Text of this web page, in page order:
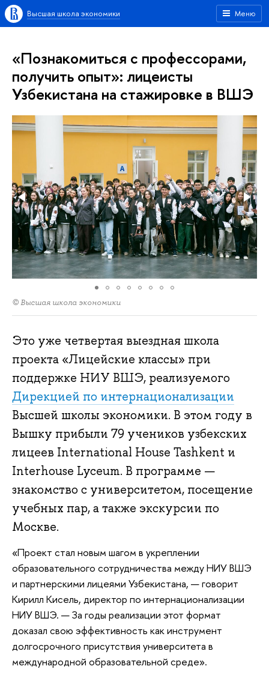
Меню
Высшая школа экономики
«Познакомиться с профессорами,
получить опыт»: лицеисты
Узбекистана на стажировке в ВШЭ
© Высшая школа экономики
Это уже четвертая выездная школа
проекта «Лицейские классы» при
поддержке НИУ ВШЭ, реализуемого
Дирекцией по интернационализации
Высшей школы экономики. В этом году в
Вышку прибыли 79 учеников узбекских
лицеев International House Tashkent и
Interhouse Lyceum. В программе —
знакомство с университетом, посещение
учебных пар, а также экскурсии по
Москве.
«Проект стал новым шагом в укреплении
образовательного сотрудничества между НИУ ВШЭ
и партнерскими лицеями Узбекистана, — говорит
Кирилл Кисель, директор по интернационализации
НИУ ВШЭ. — За годы реализации этот формат
доказал свою эффективность как инструмент
долгосрочного присутствия университета в
международной образовательной среде».